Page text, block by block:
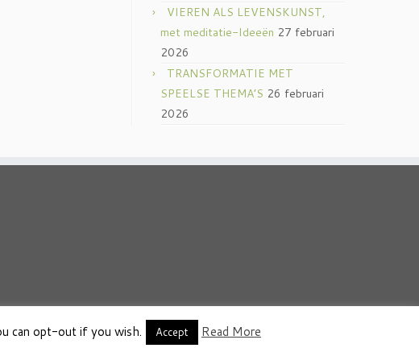
VIEREN ALS LEVENSKUNST,
met meditatie-Ideeën 27 februari
2026
TRANSFORMATIE MET
SPEELSE THEMA’S 26 februari
2026
Customizr thema ·
can opt-out if you wish. Accept Read More